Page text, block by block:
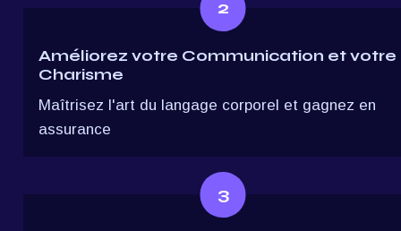
2
Améliorez votre Communication et votre
Charisme
Maîtrisez l'art du langage corporel et gagnez en
assurance
3